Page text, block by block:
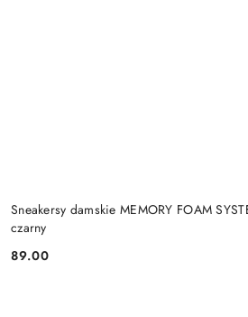
Sneakersy damskie MEMORY FOAM
czarny
Cena:
89.00